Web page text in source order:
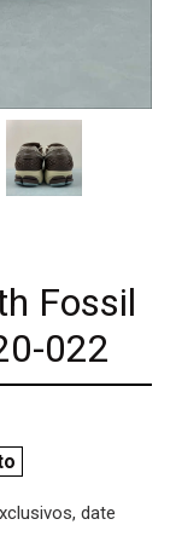
Fossil
022
date